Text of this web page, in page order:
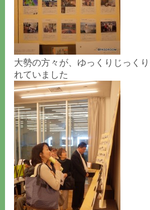
大勢の方々が、ゆっくりじっく
れていました